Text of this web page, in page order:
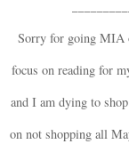
Sorry for going MIA
focus on reading for
and I am dying to
on not shopping all